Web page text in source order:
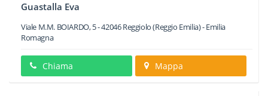
Guastalla Eva
Viale M.M. BOIARDO, 5-42046Reggiolo(Reggio Emilia) -Emilia
Romagna
Chiama Mappa